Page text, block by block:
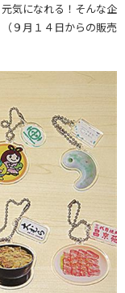
気になれる！そんな企
９月１４日からの販売